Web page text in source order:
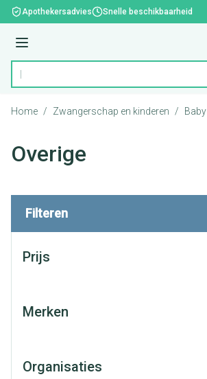
Ga naar de inhoud
Apothekersadvies Snelle beschikbaarheid
Menu
Product, merk, categorie...
Home / Zwangerschap en kinderen / Baby
Overige
Filteren
Prijs
Merken
Organisaties